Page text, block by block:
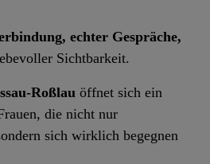
echter Gespräche,
Sichtbarkeit.
Roßlau öffnet sich ein
die nicht nur
sich wirklich begegnen